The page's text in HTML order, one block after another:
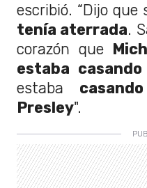
escribió. “Dijo que
tenía aterrada.
corazón que
estaba
estaba
Presley".